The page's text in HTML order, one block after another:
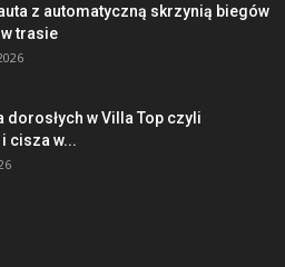
z automatyczną skrzynią biegów
trasie
dorosłych w Villa Top czyli
cisza w...